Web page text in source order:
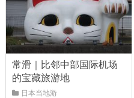
常滑｜比邻中部国际机场
的宝藏旅游地
日本当地游